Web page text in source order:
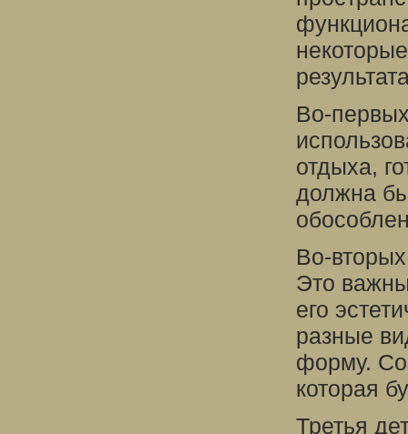
Во-
отдыха,
должна
Во-
Это
его
разные
форму.
которая
Третья